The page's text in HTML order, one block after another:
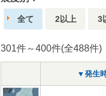
全て 2以上 3
301件～400件(全488件)
▼発生